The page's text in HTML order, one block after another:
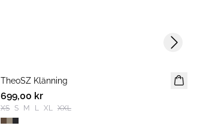
NYHET
TheoSZ Klänning
699,00 kr
XS S M L XL XXL
Next